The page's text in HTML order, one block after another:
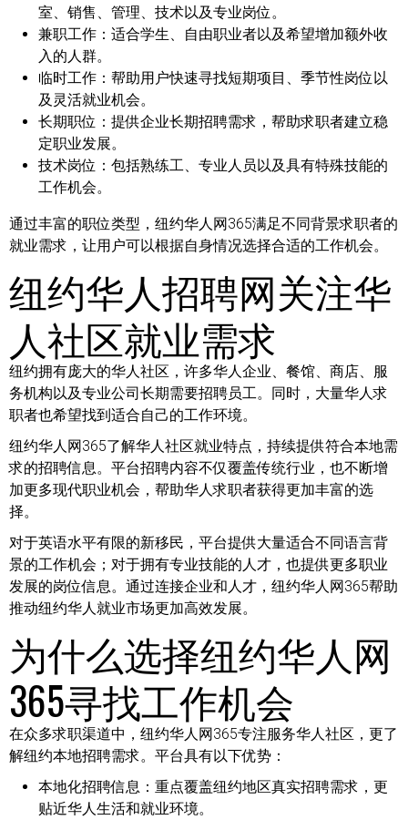
室、销售、管理、技术以及专业岗位。
兼职工作： 适合学生、自由职业者以及希望增加额外收
入的人群。
临时工作： 帮助用户快速寻找短期项目、季节性岗位以
及灵活就业机会。
长期职位： 提供企业长期招聘需求，帮助求职者建立稳
定职业发展。
技术岗位： 包括熟练工、专业人员以及具有特殊技能的
工作机会。
通过丰富的职位类型，纽约华人网365满足不同背景求职者的
就业需求，让用户可以根据自身情况选择合适的工作机会。
纽约华人招聘网关注华
人社区就业需求
纽约拥有庞大的华人社区，许多华人企业、餐馆、商店、服
务机构以及专业公司长期需要招聘员工。同时，大量华人求
职者也希望找到适合自己的工作环境。
纽约华人网365了解华人社区就业特点，持续提供符合本地需
求的招聘信息。平台招聘内容不仅覆盖传统行业，也不断增
加更多现代职业机会，帮助华人求职者获得更加丰富的选
择。
对于英语水平有限的新移民，平台提供大量适合不同语言背
景的工作机会；对于拥有专业技能的人才，也提供更多职业
发展的岗位信息。通过连接企业和人才，纽约华人网365帮助
推动纽约华人就业市场更加高效发展。
为什么选择纽约华人网
365寻找工作机会
在众多求职渠道中，纽约华人网365专注服务华人社区，更了
解纽约本地招聘需求。平台具有以下优势：
本地化招聘信息： 重点覆盖纽约地区真实招聘需求，更
贴近华人生活和就业环境。